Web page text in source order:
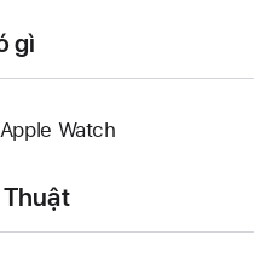
gì
Watch